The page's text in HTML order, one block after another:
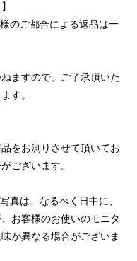
のご都合による返品は一
ますので、ご了承頂いた
す。
をお測りさせて頂いてお
ございます。
真は、なるべく日中に、
お客様のお使いのモニタ
が異なる場合がございま